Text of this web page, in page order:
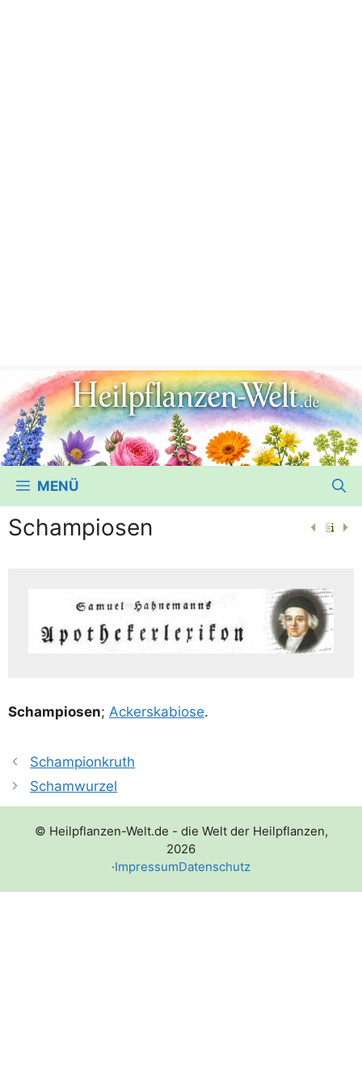
MENÜ
Schampiosen
Scham­pi­o­sen; Ackers­ka­bio­se.
Schampionkruth
Schamwurzel
© Heilpflanzen-Welt.de - die Welt der Heilpflanzen,
2026
·ImpressumDatenschutz